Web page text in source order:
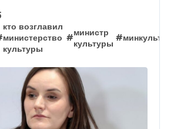
кто возглавил
министерство
культуры
#
министр
культуры
#минкульт